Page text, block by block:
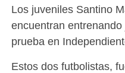
Los juveniles Santino
encuentran
prueba en
Estos dos futbolistas,